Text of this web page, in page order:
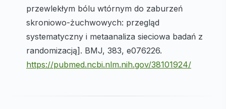
przewlekłym bólu wtórnym do zaburzeń
skroniowo-żuchwowych: przegląd
systematyczny i metaanaliza sieciowa badań z
randomizacją]. BMJ, 383, e076226.
https://pubmed.ncbi.nlm.nih.gov/38101924/